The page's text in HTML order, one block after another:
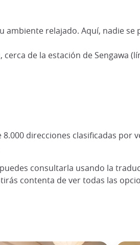
ambiente relajado. Aquí, nadie
de la estación de Sengawa
direcciones clasificadas por
consultarla usando la
contenta de ver todas las